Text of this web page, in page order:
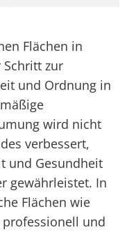
Flächen in
zur
und Ordnung in
wird nicht
verbessert,
und Gesundheit
gewährleistet. In
Flächen wie
professionell und